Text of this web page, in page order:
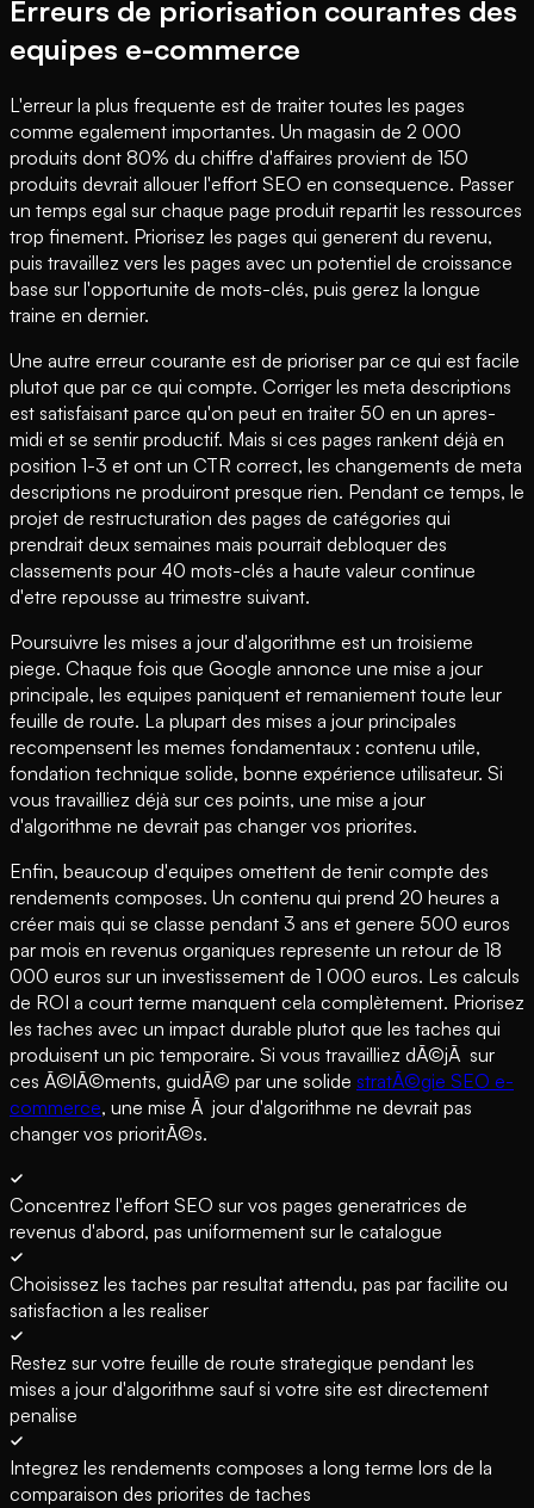
Erreurs de priorisation courantes des
equipes e-commerce
L'erreur la plus frequente est de traiter toutes les pages
comme egalement importantes. Un magasin de 2 000
produits dont 80% du chiffre d'affaires provient de 150
produits devrait allouer l'effort SEO en consequence. Passer
un temps egal sur chaque page produit repartit les ressources
trop finement. Priorisez les pages qui generent du revenu,
puis travaillez vers les pages avec un potentiel de croissance
base sur l'opportunite de mots-clés, puis gerez la longue
traine en dernier.
Une autre erreur courante est de prioriser par ce qui est facile
plutot que par ce qui compte. Corriger les meta descriptions
est satisfaisant parce qu'on peut en traiter 50 en un apres-
midi et se sentir productif. Mais si ces pages rankent déjà en
position 1-3 et ont un CTR correct, les changements de meta
descriptions ne produiront presque rien. Pendant ce temps, le
projet de restructuration des pages de catégories qui
prendrait deux semaines mais pourrait debloquer des
classements pour 40 mots-clés a haute valeur continue
d'etre repousse au trimestre suivant.
Poursuivre les mises a jour d'algorithme est un troisieme
piege. Chaque fois que Google annonce une mise a jour
principale, les equipes paniquent et remaniement toute leur
feuille de route. La plupart des mises a jour principales
recompensent les memes fondamentaux : contenu utile,
fondation technique solide, bonne expérience utilisateur. Si
vous travailliez déjà sur ces points, une mise a jour
d'algorithme ne devrait pas changer vos priorites.
Enfin, beaucoup d'equipes omettent de tenir compte des
rendements composes. Un contenu qui prend 20 heures a
créer mais qui se classe pendant 3 ans et genere 500 euros
par mois en revenus organiques represente un retour de 18
000 euros sur un investissement de 1 000 euros. Les calculs
de ROI a court terme manquent cela complètement. Priorisez
les taches avec un impact durable plutot que les taches qui
produisent un pic temporaire. Si vous travailliez dÃ©jÃ sur
ces Ã©lÃ©ments, guidÃ© par une solide stratÃ©gie SEO e-
commerce, une mise Ã jour d'algorithme ne devrait pas
changer vos prioritÃ©s.
Concentrez l'effort SEO sur vos pages generatrices de
revenus d'abord, pas uniformement sur le catalogue
Choisissez les taches par resultat attendu, pas par facilite ou
satisfaction a les realiser
Restez sur votre feuille de route strategique pendant les
mises a jour d'algorithme sauf si votre site est directement
penalise
Integrez les rendements composes a long terme lors de la
comparaison des priorites de taches